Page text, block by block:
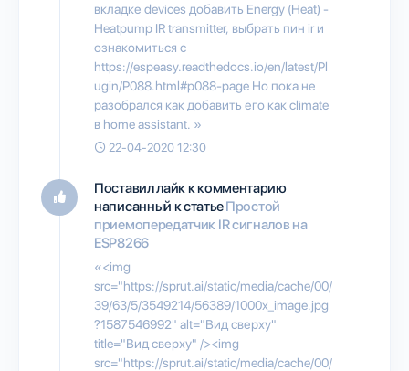
вкладке devices добавить Energy (Heat) -
Heatpump IR transmitter, выбрать пин ir и
ознакомиться с
https://espeasy.readthedocs.io/en/latest/Pl
ugin/P088.html#p088-page Но пока не
разобрался как добавить его как climate
в home assistant. »
22-04-2020 12:30
Поставил лайк к комментарию
написанный к статьеПростой
приемопередатчик IR сигналов на
ESP8266
«<img
src="https://sprut.ai/static/media/cache/00/
39/63/5/3549214/56389/1000x_image.jpg
?1587546992" alt="Вид сверху"
title="Вид сверху" /><img
src="https://sprut.ai/static/media/cache/00/